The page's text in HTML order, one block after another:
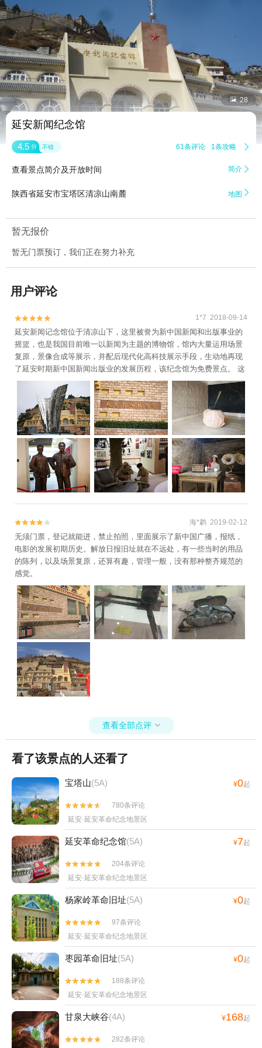
 28
延安新闻纪念馆
4.5 分 不错 61条评论 1条攻略 
查看景点简介及开放时间 简介 
陕西省延安市宝塔区清凉山南麓 地图 
暂无报价
暂无门票预订，我们正在努力补充
用户评论

 1*7 2018-09-14
延安新闻记念馆位于清凉山下，这里被誉为新中国新闻和出版事业的
摇篮，也是我国目前唯一以新闻为主题的博物馆，馆内大量运用场景
复原，景像合成等展示，并配后现代化高科技展示手段，生动地再现
了延安时期新中国新闻出版业的发展历程，该纪念馆为免费景点。 这

 海*鹔 2019-02-12
无须门票，登记就能进，禁止拍照，里面展示了新中国广播，报纸，
电影的发展初期历史。解放日报旧址就在不远处，有一些当时的用品
的陈列，以及场景复原，还算有趣，管理一般，没有那种整齐规范的
感觉。
查看全部点评 
看了该景点的人还看了
宝塔山(5A) ¥0起


780条评论
延安·延安革命纪念地景区
延安革命纪念馆(5A) ¥7起


204条评论
延安·延安革命纪念地景区
杨家岭革命旧址(5A) ¥0起


97条评论
延安·延安革命纪念地景区
枣园革命旧址(5A) ¥0起


188条评论
延安·延安革命纪念地景区
甘泉大峡谷(4A) ¥168起

 282条评论
